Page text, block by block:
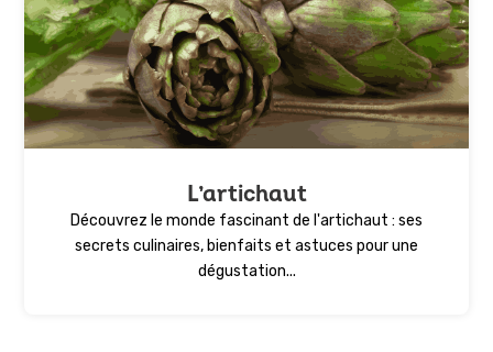
L’artichaut
Découvrez le monde fascinant de l'artichaut : ses
secrets culinaires, bienfaits et astuces pour une
dégustation...